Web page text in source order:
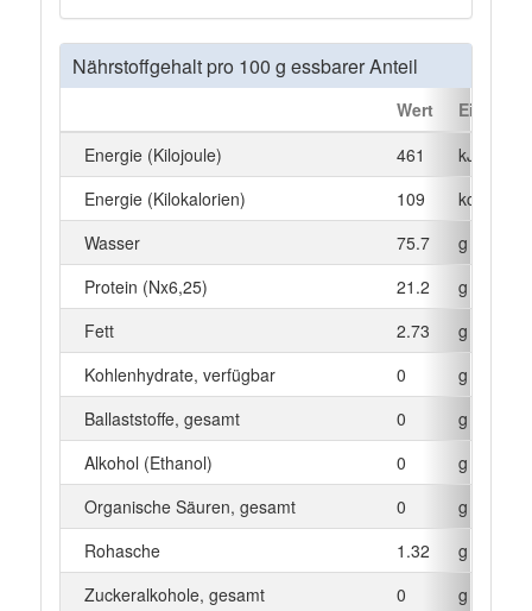
Nährstoffgehalt pro 100 g essbarer Anteil
Wert
Einheit
Energie (Kilojoule)
461
kJ
Energie (Kilokalorien)
109
kcal
Wasser
75.7
g
Protein (Nx6,25)
21.2
g
Fett
2.73
g
Kohlenhydrate, verfügbar
0
g
Ballaststoffe, gesamt
0
g
Alkohol (Ethanol)
0
g
Organische Säuren, gesamt
0
g
Rohasche
1.32
g
Zuckeralkohole, gesamt
0
g